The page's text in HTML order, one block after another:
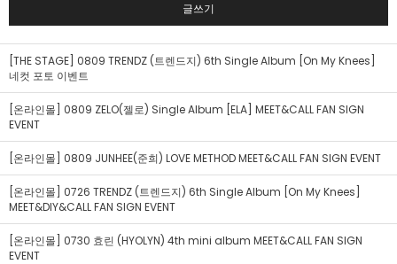
글쓰기
[THE STAGE] 0809 TRENDZ (트렌드지) 6th Single Album [On My Knees]
네컷 포토 이벤트
[온라인몰] 0809 ZELO(젤로) Single Album [ELA] MEET&CALL FAN SIGN
EVENT
[온라인몰] 0809 JUNHEE(준희) LOVE METHOD MEET&CALL FAN SIGN EVENT
[온라인몰] 0726 TRENDZ (트렌드지) 6th Single Album [On My Knees]
MEET&DIY&CALL FAN SIGN EVENT
[온라인몰] 0730 효린 (HYOLYN) 4th mini album MEET&CALL FAN SIGN
EVENT